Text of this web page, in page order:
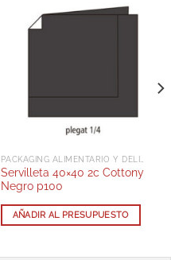
Servilleta 40×40 2c Cottony
Negro p100
AÑADIR AL PRESUPUESTO